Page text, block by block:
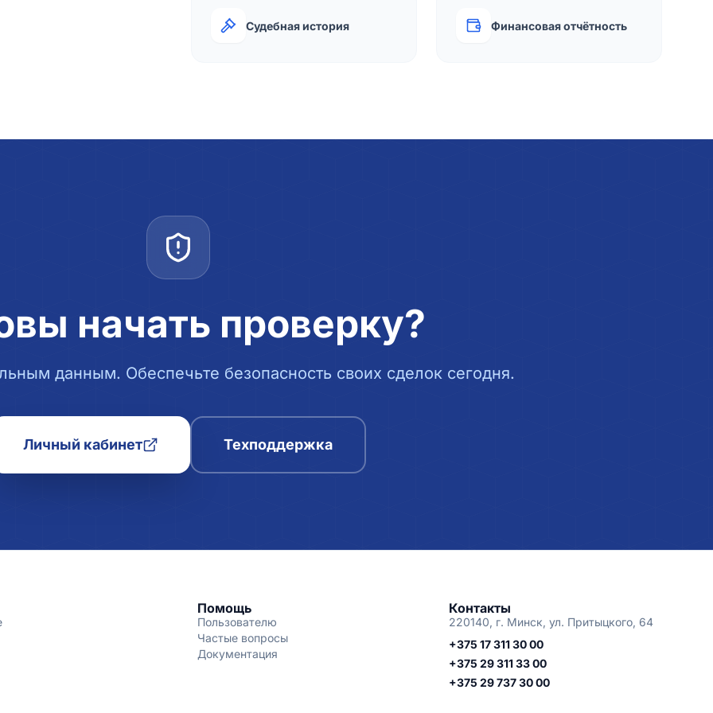
Судебная история Финансовая отчётность
начать проверку?
данным. Обеспечьте безопасность своих сделок сегодня.
Личный кабинет Техподдержка
Помощь
Пользователю
Частые вопросы
Документация
Контакты
220140, г. Минск, ул. Притыцкого, 64
+375 17 311 30 00
+375 29 311 33 00
+375 29 737 30 00